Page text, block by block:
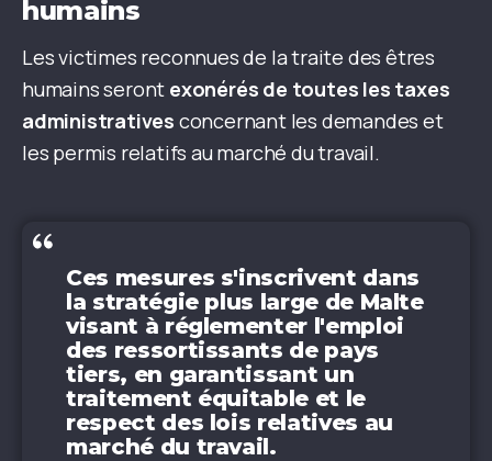
humains
Les victimes reconnues de la traite des êtres
humains seront exonérés de toutes les taxes
administratives concernant les demandes et
les permis relatifs au marché du travail.
Ces mesures s'inscrivent dans
la stratégie plus large de Malte
visant à réglementer l'emploi
des ressortissants de pays
tiers, en garantissant un
traitement équitable et le
respect des lois relatives au
marché du travail.